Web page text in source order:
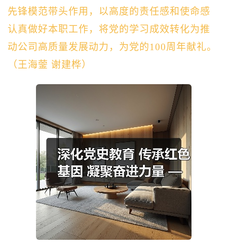
先锋模范带头作用，以高度的责任感和使命感
认真做好本职工作，将党的学习成效转化为推
动公司高质量发展动力，为党的100周年献礼。
（ 王海蓥 谢建桦）